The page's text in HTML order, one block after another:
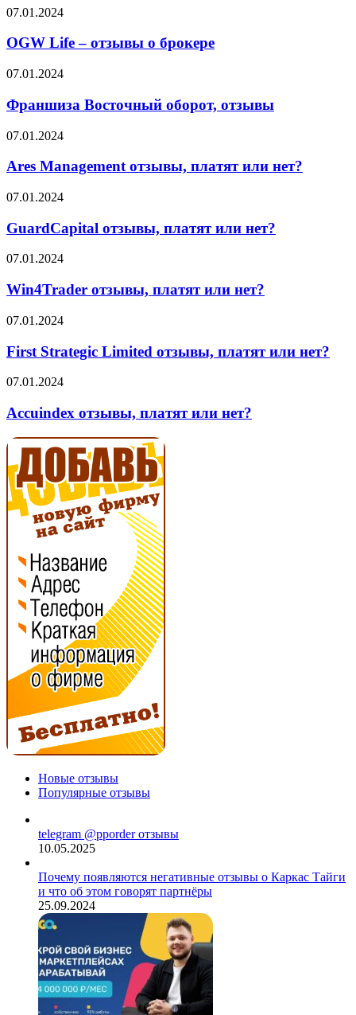
этом
партнёры
правда
или
миф?
OGW
–
о
07.01.2024
OGW Life – отзывы о брокере
Франшиза
оборот,
отзывы
07.01.2024
Франшиза Восточный оборот, отзывы
Ares
отзывы,
или
07.01.2024
Ares Management отзывы, платят или нет?
GuardCapital
платят
или
нет?
07.01.2024
GuardCapital отзывы, платят или нет?
Win4Trader
платят
нет?
07.01.2024
Win4Trader отзывы, платят или нет?
First
Limited
отзывы,
платят
нет?
07.01.2024
First Strategic Limited отзывы, платят или нет?
Accuindex
платят
или
нет?
07.01.2024
Accuindex отзывы, платят или нет?
Новые отзывы
Популярные отзывы
telegram @pporder отзывы
10.05.2025
Почему появляются негативные отзывы о Каркас Тайги
и что об этом говорят партнёры
25.09.2024